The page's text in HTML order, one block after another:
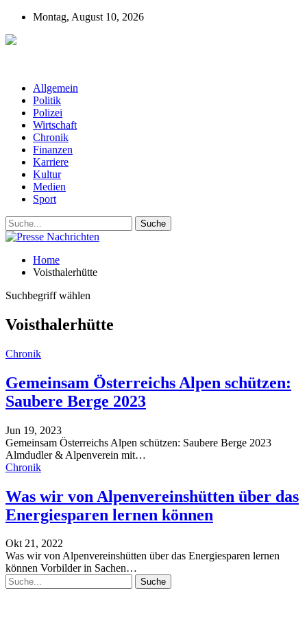
Montag, August 10, 2026
Allgemein
Politik
Polizei
Wirtschaft
Chronik
Finanzen
Karriere
Kultur
Medien
Sport
Home
Voisthalerhütte
Suchbegriff wählen
Voisthalerhütte
Chronik
Gemeinsam Österreichs Alpen schützen:
Saubere Berge 2023
Jun 19, 2023
Gemeinsam Österreichs Alpen schützen: Saubere Berge 2023
Almdudler & Alpenverein mit…
Chronik
Was wir von Alpenvereinshütten über das
Energiesparen lernen können
Okt 21, 2022
Was wir von Alpenvereinshütten über das Energiesparen lernen
können Vorbilder in Sachen…